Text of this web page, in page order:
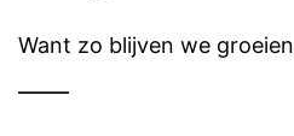
Want zo blijven we groeien